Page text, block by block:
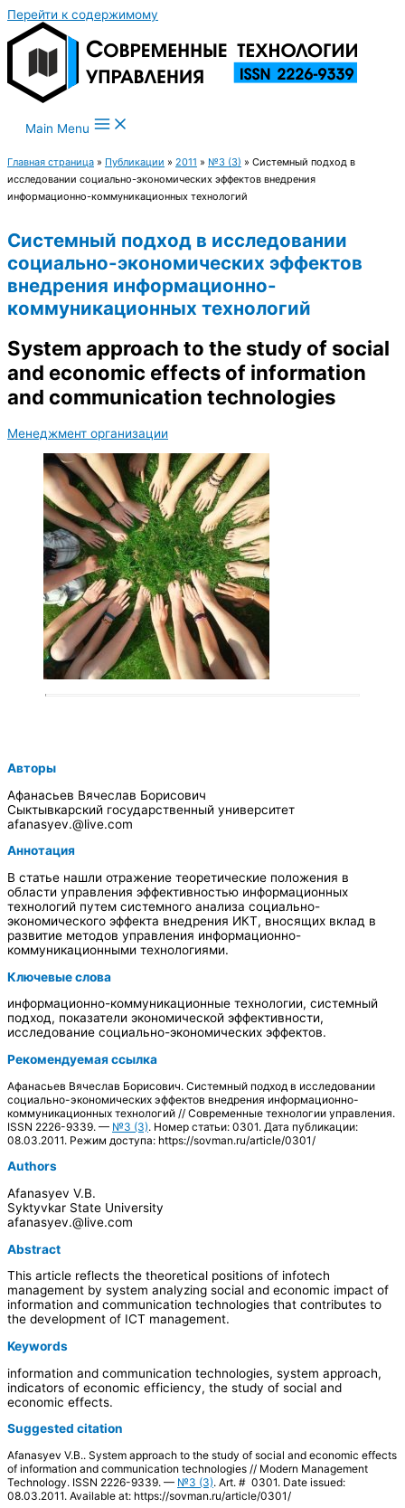
Перейти к содержимому
Main Menu
Главная страница » Публикации » 2011 » №3 (3) » Системный подход в
исследовании социально-экономических эффектов внедрения
информационно-коммуникационных технологий
Системный подход в исследовании
социально-экономических эффектов
внедрения информационно-
коммуникационных технологий
System approach to the study of social
and economic effects of information
and communication technologies
Менеджмент организации
Авторы
Афанасьев Вячеслав Борисович
Сыктывкарский государственный университет
afanasyev.@live.com
Аннотация
В статье нашли отражение теоретические положения в
области управления эффективностью информационных
технологий путем системного анализа социально-
экономического эффекта внедрения ИКТ, вносящих вклад в
развитие методов управления информационно-
коммуникационными технологиями.
Ключевые слова
информационно-коммуникационные технологии, системный
подход, показатели экономической эффективности,
исследование социально-экономических эффектов.
Рекомендуемая ссылка
Афанасьев Вячеслав Борисович. Системный подход в исследовании
социально-экономических эффектов внедрения информационно-
коммуникационных технологий // Современные технологии управления.
ISSN 2226-9339. — №3 (3). Номер статьи: 0301. Дата публикации:
08.03.2011. Режим доступа: https://sovman.ru/article/0301/
Authors
Afanasyev V.B.
Syktyvkar State University
afanasyev.@live.com
Abstract
This article reflects the theoretical positions of infotech
management by system analyzing social and economic impact of
information and communication technologies that contributes to
the development of ICT management.
Keywords
information and communication technologies, system approach,
indicators of economic efficiency, the study of social and
economic effects.
Suggested citation
Afanasyev V.B.. System approach to the study of social and economic effects
of information and communication technologies // Modern Management
Technology. ISSN 2226-9339. — №3 (3). Art. # 0301. Date issued:
08.03.2011. Available at: https://sovman.ru/article/0301/